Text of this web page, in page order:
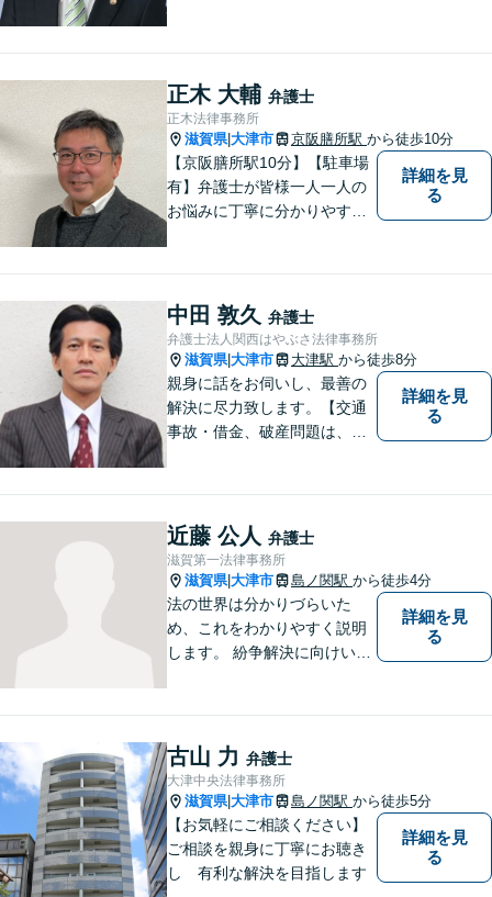
にまずは遠慮なくご相談くだ
さい。
正木 大輔 弁護士
正木法律事務所
滋賀県|大津市 京阪膳所駅 から徒歩10分
【京阪膳所駅10分】【駐車場
有】弁護士が皆様一人一人の
お悩みに丁寧に分かりやすく
進できることがございます。
どうぞ当事務所にご相談くだ
さい。
詳細を見
る
中田 敦久 弁護士
弁護士法人関西はやぶさ法律事務所
滋賀県|大津市 大津駅 から徒歩8分
親身に話をお伺いし、最善の
解決に尽力致します。【交通
事故・借金、破産問題は、初
あり】
詳細を見
る
近藤 公人 弁護士
滋賀第一法律事務所
滋賀県|大津市 島ノ関駅 から徒歩4分
法の世界は分かりづらいた
め、これをわかりやすく説明
します。 紛争解決に向けいく
者の希望を最大限尊重しなが
ら、適正な範囲で解決を目指
します。
詳細を見
る
古山 力 弁護士
大津中央法律事務所
滋賀県|大津市 島ノ関駅 から徒歩5分
【お気軽にご相談ください】
ご相談を親身に丁寧にお聴き
し 有利な解決を目指します
詳細を見
る